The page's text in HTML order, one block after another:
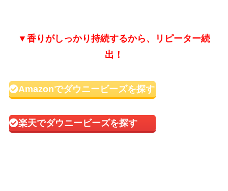
▼香りがしっかり持続するから、リピーター続
出！
Amazonでダウニービーズを探す
楽天でダウニービーズを探す